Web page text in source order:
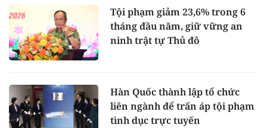
Tội phạm giảm 23,6% trong 6
tháng đầu năm, giữ vững an
ninh trật tự Thủ đô
Hàn Quốc thành lập tổ chức
liên ngành để trấn áp tội phạm
tình dục trực tuyến